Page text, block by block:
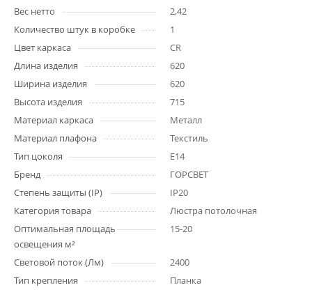
Вес нетто
2,42
Количество штук в коробке
1
Цвет каркаса
CR
Длина изделия
620
Ширина изделия
620
Высота изделия
715
Материал каркаса
Металл
Материал плафона
Текстиль
Тип цоколя
E14
Бренд
ГОРСВЕТ
Степень защиты (IP)
IP20
Категория товара
Люстра потолочная
Оптимальная площадь
освещения м²
15-20
Световой поток (Лм)
2400
Тип крепления
Планка